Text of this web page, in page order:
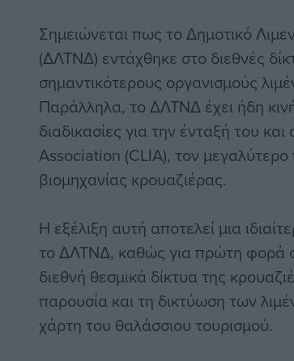
Σημειώνεται πως το Δημοτικό
(ΔΛΤΝΔ) εντάχθηκε στο διεθνές
σημαντικότερους οργανισμούς
Παράλληλα, το ΔΛΤΝΔ έχει ήδη
διαδικασίες για την ένταξή του
Association (CLIA), τον μεγαλύτερο
βιομηχανίας κρουαζιέρας.
Η εξέλιξη αυτή αποτελεί μια
το ΔΛΤΝΔ, καθώς για πρώτη φορά
διεθνή θεσμικά δίκτυα της
παρουσία και τη δικτύωση των
χάρτη του θαλάσσιου τουρισμού.